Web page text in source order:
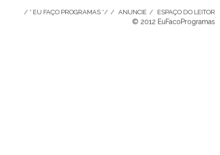
/ * EU FAÇO PROGRAMAS */ ANUNCIE ESPAÇO DO LEITOR
© 2012 EuFacoProgramas